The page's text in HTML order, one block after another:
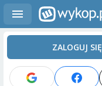
ZALOGUJ SIĘ